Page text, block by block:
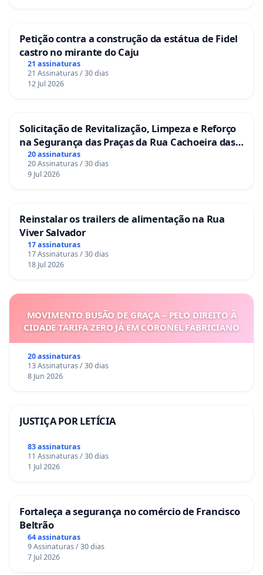
Petição contra a construção da estátua de Fidel
castro no mirante do Caju
21 assinaturas
21 Assinaturas / 30 dias
12 Jul 2026
Solicitação de Revitalização, Limpeza e Reforço
na Segurança das Praças da Rua Cachoeira das
Sete Ilhas
20 assinaturas
20 Assinaturas / 30 dias
9 Jul 2026
Reinstalar os trailers de alimentação na Rua
Viver Salvador
17 assinaturas
17 Assinaturas / 30 dias
18 Jul 2026
MOVIMENTO BUSÃO DE GRAÇA – PELO DIREITO À
CIDADE TARIFA ZERO JÁ EM CORONEL FABRICIANO
20 assinaturas
13 Assinaturas / 30 dias
8 Jun 2026
JUSTIÇA POR LETÍCIA
83 assinaturas
11 Assinaturas / 30 dias
1 Jul 2026
Fortaleça a segurança no comércio de Francisco
Beltrão
64 assinaturas
9 Assinaturas / 30 dias
7 Jul 2026